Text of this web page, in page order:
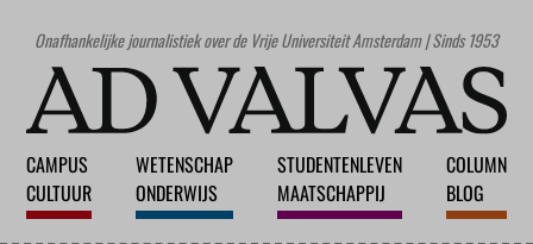
Onafhankelijke journalistiek over de Vrije Universiteit Amsterdam | Sinds 1953
CAMPUS
CULTUUR
WETENSCHAP
ONDERWIJS
STUDENTENLEVEN
MAATSCHAPPIJ
COLUMN
BLOG